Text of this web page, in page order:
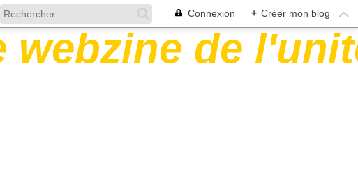
Connexion + Créer mon blog